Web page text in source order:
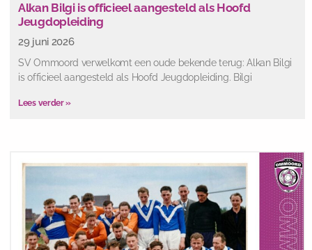
Alkan Bilgi is officieel aangesteld als Hoofd
Jeugdopleiding
29 juni 2026
SV Ommoord verwelkomt een oude bekende terug: Alkan Bilgi
is officieel aangesteld als Hoofd Jeugdopleiding. Bilgi
Lees verder »